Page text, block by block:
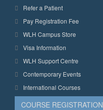
Refer a Patient
Pay Registration Fee
WLH Campus Store
Visa Information
WLH Support Centre
Contemporary Events
International Courses
COURSE REGISTRATION